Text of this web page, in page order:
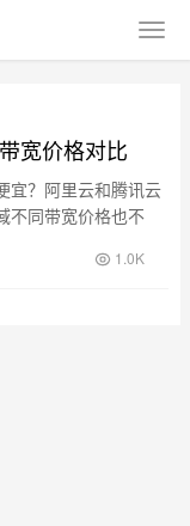
宽价格对比
宜？阿里云和腾讯云
不同带宽价格也不
1.0K